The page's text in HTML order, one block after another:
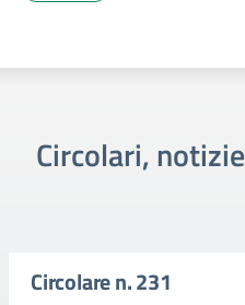
Circolari,
Circolare n. 231